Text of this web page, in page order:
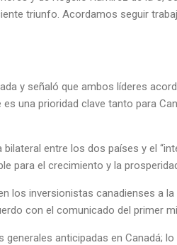
triunfo. Acordamos seguir
y señaló que ambos líderes
una prioridad clave tanto para
entre los dos países y el
para el crecimiento y la
los inversionistas canadienses a
con el comunicado del primer
anticipadas en Canadá;